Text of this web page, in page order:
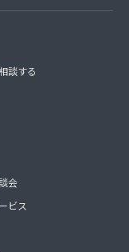
談する
会
ビス